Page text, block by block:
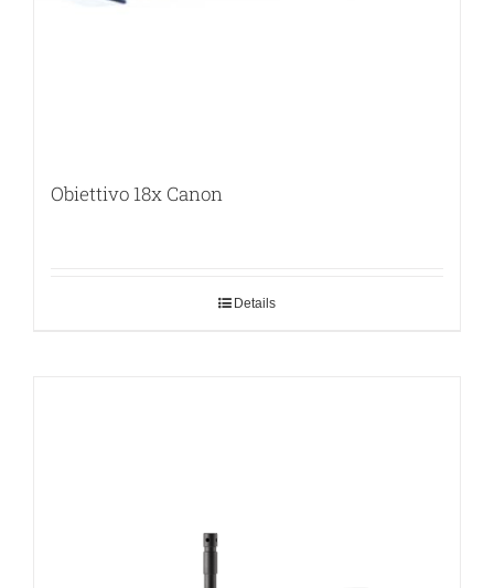
Obiettivo 18x Canon
Details